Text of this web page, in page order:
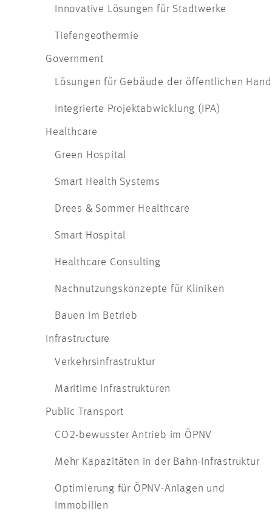
Innovative Lösungen für Stadtwerke
Tiefengeothermie
Government
Lösungen für Gebäude der öffentlichen Hand
Integrierte Projektabwicklung (IPA)
Healthcare
Green Hospital
Smart Health Systems
Drees & Sommer Healthcare
Smart Hospital
Healthcare Consulting
Nachnutzungskonzepte für Kliniken
Bauen im Betrieb
Infrastructure
Verkehrsinfrastruktur
Maritime Infrastrukturen
Public Transport
CO2-bewusster Antrieb im ÖPNV
Mehr Kapazitäten in der Bahn-Infrastruktur
Optimierung für ÖPNV-Anlagen und
Immobilien